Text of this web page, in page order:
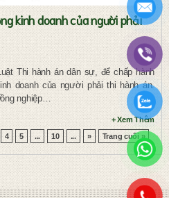
kinh doanh của người phải
Thi hành án dân sự, để chấp hành
doanh của người phải thi hành án.
nghiệp…
+ Xem Thêm
4 5 ... 10 ... » Trang cuối »